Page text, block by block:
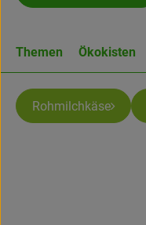
Themen Ökokisten
Rohmilchkäse